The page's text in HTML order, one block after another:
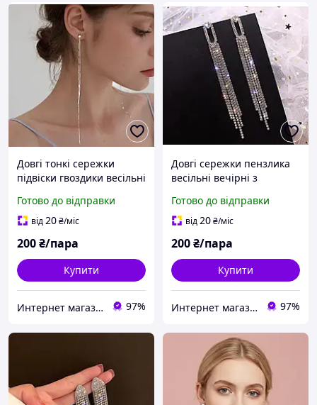
Довгі тонкі сережки
підвіски гвоздики весільні
Готово до відправки
від20₴/міс
200₴/пара
Купити
Интернет магазин аксессуаров АЛЬПАКА 97%
Довгі сережки пензлика
весільні вечірні з
Готово до відправки
від20₴/міс
200₴/пара
Купити
Интернет магазин аксессуаров АЛЬПАКА 97%